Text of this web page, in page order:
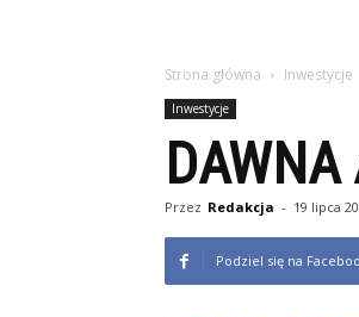
Strona główna Inwestycje
Inwestycje
DAWNA
Przez Redakcja - 19 lipca
Podziel się na